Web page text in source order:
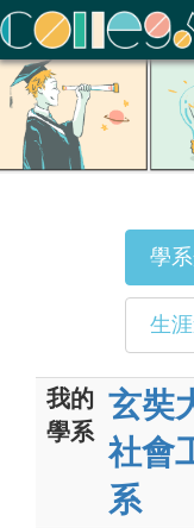
ColleGo! 大學選才與高
學
生
我的
學系
玄奘
社會
系